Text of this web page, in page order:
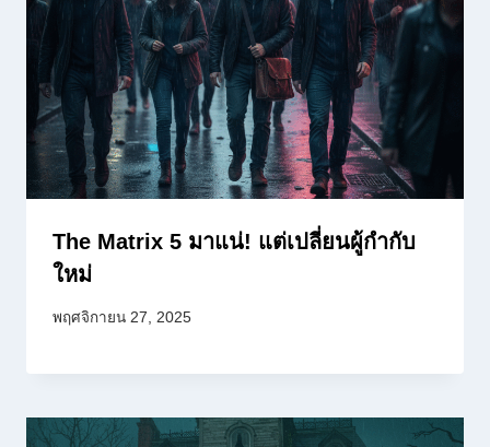
The Matrix 5 มาแน่! แต่เปลี่ยนผู้กำกับ
ใหม่
พฤศจิกายน 27, 2025